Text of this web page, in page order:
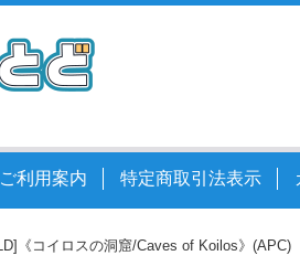
ご利用案内 特定商取引法表示
《コイロスの洞窟/Caves of Koilos》(APC)